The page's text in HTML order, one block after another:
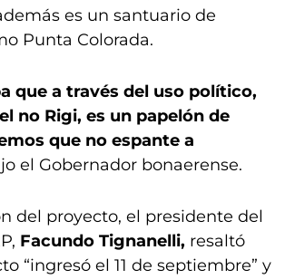
es un santuario de
Punta Colorada.
que a través del uso político,
no Rigi, es un papelón de
que no espante a
el Gobernador bonaerense.
del proyecto, el presidente del
Facundo Tignanelli, resaltó
“ingresó el 11 de septiembre” y